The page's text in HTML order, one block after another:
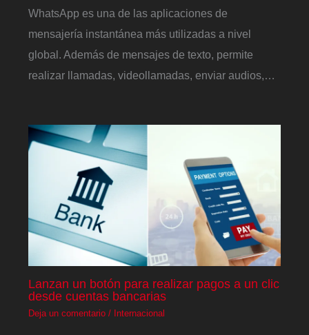
WhatsApp es una de las aplicaciones de
mensajería instantánea más utilizadas a nivel
global. Además de mensajes de texto, permite
realizar llamadas, videollamadas, enviar audios,…
Lanzan un botón para realizar pagos a un clic
desde cuentas bancarias
Deja un comentario / Internacional